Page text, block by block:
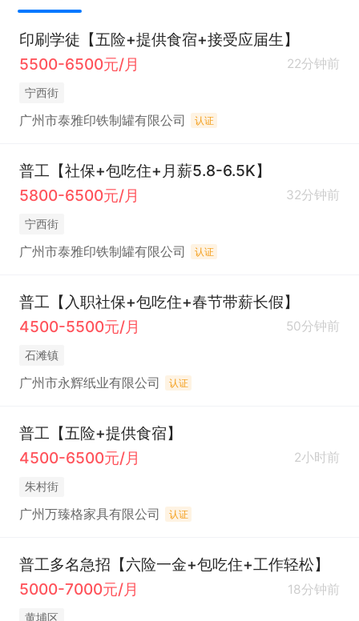
印刷学徒【五险+提供食宿+接受应届生】
5500-6500元/月
22分钟前
宁西街
广州市泰雅印铁制罐有限公司 认证
普工【社保+包吃住+月薪5.8-6.5K】
5800-6500元/月
32分钟前
宁西街
广州市泰雅印铁制罐有限公司 认证
普工【入职社保+包吃住+春节带薪长假】
4500-5500元/月
50分钟前
石滩镇
广州市永辉纸业有限公司 认证
普工【五险+提供食宿】
4500-6500元/月
2小时前
朱村街
广州万臻格家具有限公司 认证
普工多名急招【六险一金+包吃住+工作轻松】
5000-7000元/月
18分钟前
黄埔区